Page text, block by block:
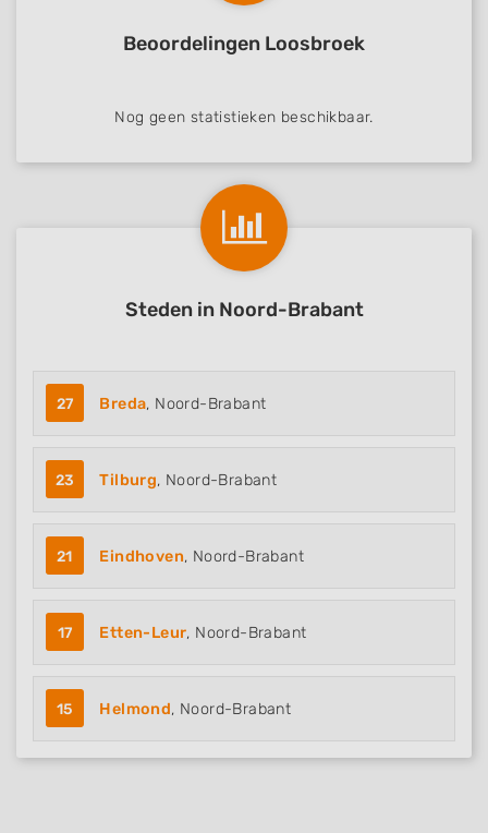
deuren en met het dak. Joost bleef terug
opgelost. Nogmaals bedankt mannen voor
je helemaal goed voor kleine en Grote
tuinprojecten Lieve groeten van John en
Beoordelingen Loosbroek
Nog geen statistieken beschikbaar.
Steden in Noord-Brabant
27 Breda, Noord-Brabant
23 Tilburg, Noord-Brabant
21 Eindhoven, Noord-Brabant
17 Etten-Leur, Noord-Brabant
15 Helmond, Noord-Brabant